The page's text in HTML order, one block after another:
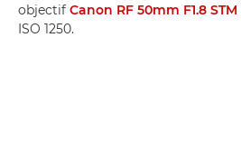
objectif Canon RF 50mm F1.8 STM
ISO 1250.